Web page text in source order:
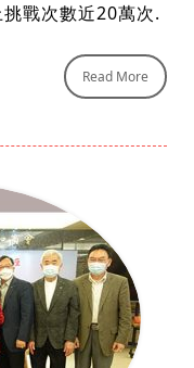
戰次數近20萬次.
Read More